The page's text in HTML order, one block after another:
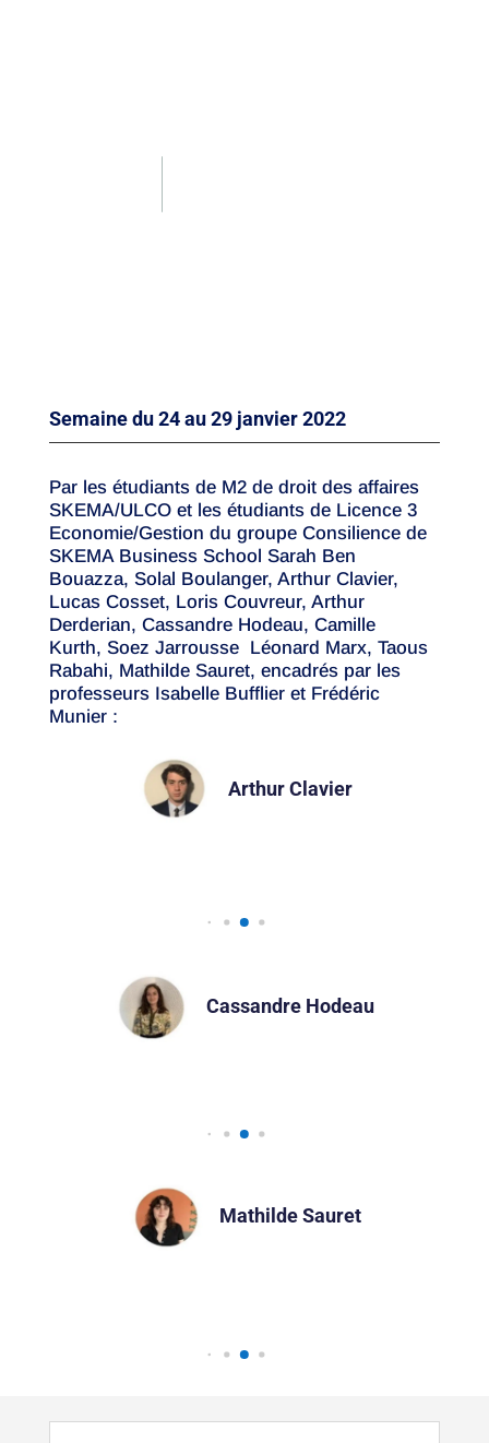
Semaine du 24 au 29 janvier 2022
Par les étudiants de M2 de droit des affaires
SKEMA/ULCO et les étudiants de Licence 3
Economie/Gestion du groupe Consilience de
SKEMA Business School Sarah Ben
Bouazza, Solal Boulanger, Arthur Clavier,
Lucas Cosset, Loris Couvreur, Arthur
Derderian, Cassandre Hodeau, Camille
Kurth, Soez Jarrousse Léonard Marx, Taous
Rabahi, Mathilde Sauret, encadrés par les
professeurs Isabelle Bufflier et Frédéric
Munier :
Arthur Clavier
Cassandre Hodeau
Mathilde Sauret